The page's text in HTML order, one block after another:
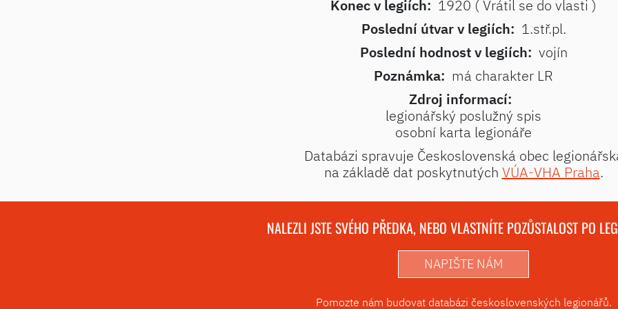
Konec v legiích: 1920 ( Vrátil se do vlasti )
Poslední útvar v legiích: 1.stř.pl.
Poslední hodnost v legiích: vojín
Poznámka: má charakter LR
Zdroj informací:
legionářský poslužný spis
osobní karta legionáře
Databázi spravuje Československá obec
na základě dat poskytnutých VÚA-VHA Praha.
NALEZLI JSTE SVÉHO PŘEDKA, NEBO VLASTNÍTE POZŮSTALOST PO
NAPIŠTE NÁM
Pomozte nám budovat databázi československých legionářů.